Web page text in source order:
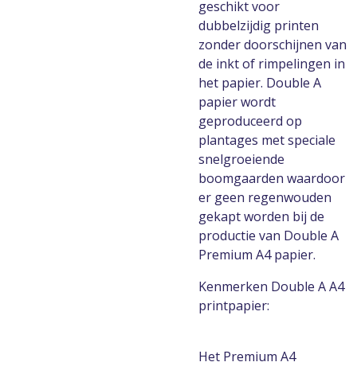
geschikt voor
dubbelzijdig printen
zonder doorschijnen van
de inkt of rimpelingen in
het papier. Double A
papier wordt
geproduceerd op
plantages met speciale
snelgroeiende
boomgaarden waardoor
er geen regenwouden
gekapt worden bij de
productie van Double A
Premium A4 papier.
Kenmerken Double A A4
printpapier:
Het Premium A4